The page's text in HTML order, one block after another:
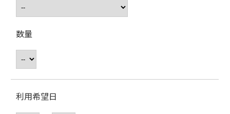
数量
利用希望日